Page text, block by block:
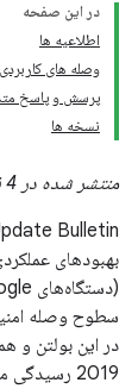
در این صفحه
اطلاعیه ها
وصله های کاربردی
پرسش و پاسخ
نسخه ها
منتشر شده در 4 فوریه 2019
بهبودهای
2019